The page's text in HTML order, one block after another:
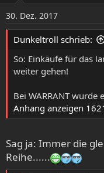
30. Dez. 2017
Dunkeltroll schrieb:
So: Einkäufe für das
weiter gehen!
Bei WARRANT
Anhang anzeigen
Sag ja: Immer die
Reihe......